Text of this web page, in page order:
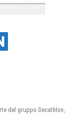
del gruppo Decathlon,